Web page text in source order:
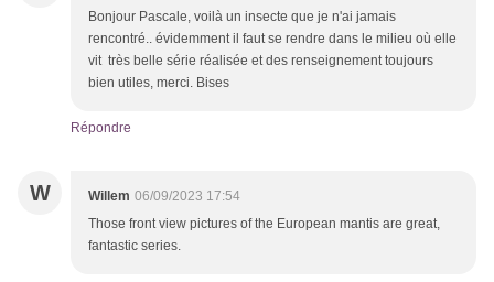
Bonjour Pascale, voilà un insecte que je n'ai jamais
rencontré.. évidemment il faut se rendre dans le milieu où elle
vit très belle série réalisée et des renseignement toujours
bien utiles, merci. Bises
Répondre
W Willem 06/09/2023 17:54
Those front view pictures of the European mantis are great,
fantastic series.